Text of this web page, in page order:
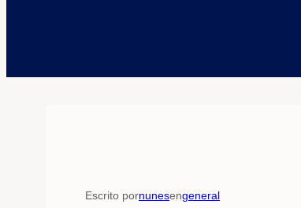
Escrito pornunesengeneral